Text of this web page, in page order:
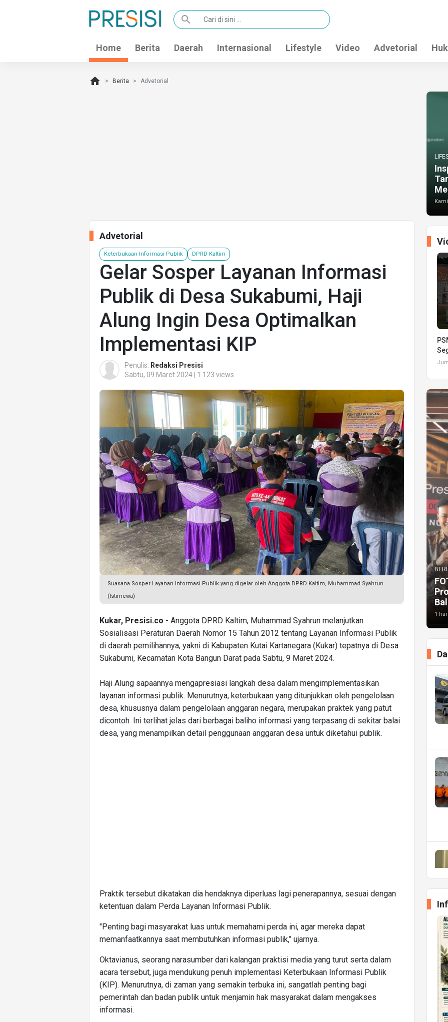
search
Home Berita Daerah Internasional Lifestyle Video Advetorial
home Berita Advetorial
Advetorial
Keterbukaan Informasi Publik DPRD Kaltim
Gelar Sosper Layanan Informasi
Publik di Desa Sukabumi, Haji
Alung Ingin Desa Optimalkan
Implementasi KIP
Penulis: Redaksi Presisi
Sabtu, 09 Maret 2024 | 1.123 views
Suasana Sosper Layanan Informasi Publik yang digelar oleh Anggota DPRD Kaltim, Muhammad Syahrun.
(Istimewa)
Kukar, Presisi.co - Anggota DPRD Kaltim, Muhammad Syahrun melanjutkan
Sosialisasi Peraturan Daerah Nomor 15 Tahun 2012 tentang Layanan Informasi Publik
di daerah pemilihannya, yakni di Kabupaten Kutai Kartanegara (Kukar) tepatnya di Desa
Sukabumi, Kecamatan Kota Bangun Darat pada Sabtu, 9 Maret 2024.
Haji Alung sapaannya mengapresiasi langkah desa dalam mengimplementasikan
layanan informasi publik. Menurutnya, keterbukaan yang ditunjukkan oleh pengelolaan
desa, khususnya dalam pengelolaan anggaran negara, merupakan praktek yang patut
dicontoh. Ini terlihat jelas dari berbagai baliho informasi yang terpasang di sekitar balai
desa, yang menampilkan detail penggunaan anggaran desa untuk diketahui publik.
Praktik tersebut dikatakan dia hendaknya diperluas lagi penerapannya, sesuai dengan
ketentuan dalam Perda Layanan Informasi Publik.
"Penting bagi masyarakat luas untuk memahami perda ini, agar mereka dapat
memanfaatkannya saat membutuhkan informasi publik," ujarnya.
Oktavianus, seorang narasumber dari kalangan praktisi media yang turut serta dalam
acara tersebut, juga mendukung penuh implementasi Keterbukaan Informasi Publik
(KIP). Menurutnya, di zaman yang semakin terbuka ini, sangatlah penting bagi
pemerintah dan badan publik untuk menjamin hak masyarakat dalam mengakses
informasi.
1